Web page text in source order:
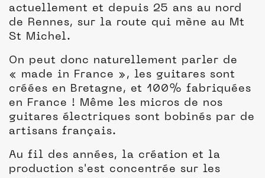
actuellement et depuis 25 ans au nord
de Rennes, sur la route qui mène au Mt
St Michel.
On peut donc naturellement parler de
« made in France », les guitares sont
créées en Bretagne, et 100% fabriquées
en France ! Même les micros de nos
guitares électriques sont bobinés par de
artisans français.
Au fil des années, la création et la
production s'est concentrée sur les